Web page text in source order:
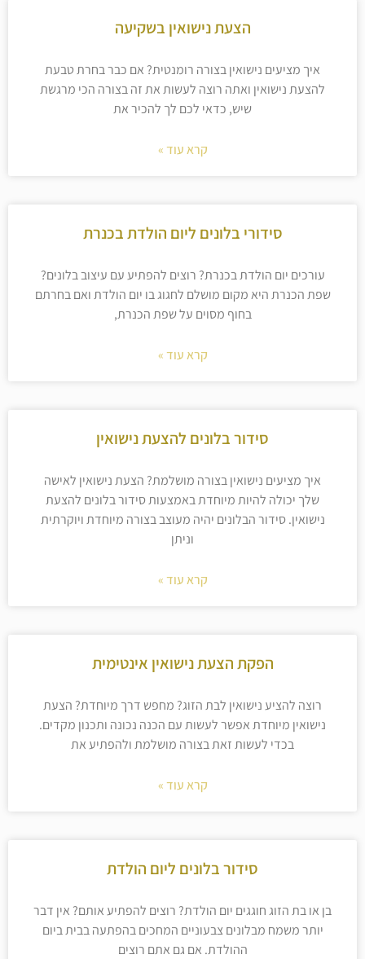
הצעת נישואין בשקיעה
איך מציעים נישואין בצורה רומנטית? אם כבר בחרת טבעת
להצעת נישואין ואתה רוצה לעשות את זה בצורה הכי מרגשת
שיש, כדאי לכם לך להכיר את
קרא עוד »
סידורי בלונים ליום הולדת בכנרת
עורכים יום הולדת בכנרת? רוצים להפתיע עם עיצוב בלונים?
שפת הכנרת היא מקום מושלם לחגוג בו יום הולדת ואם בחרתם
בחוף מסוים על שפת הכנרת,
קרא עוד »
סידור בלונים להצעת נישואין
איך מציעים נישואין בצורה מושלמת? הצעת נישואין לאישה
שלך יכולה להיות מיוחדת באמצעות סידור בלונים להצעת
נישואין. סידור הבלונים יהיה מעוצב בצורה מיוחדת ויוקרתית
וניתן
קרא עוד »
הפקת הצעת נישואין אינטימית
רוצה להציע נישואין לבת הזוג? מחפש דרך מיוחדת? הצעת
נישואין מיוחדת אפשר לעשות עם הכנה נכונה ותכנון מקדים.
בכדי לעשות זאת בצורה מושלמת ולהפתיע את
קרא עוד »
סידור בלונים ליום הולדת
בן או בת הזוג חוגגים יום הולדת? רוצים להפתיע אותם? אין דבר
יותר משמח מבלונים צבעוניים המחכים בהפתעה בבית ביום
ההולדת. אם גם אתם רוצים